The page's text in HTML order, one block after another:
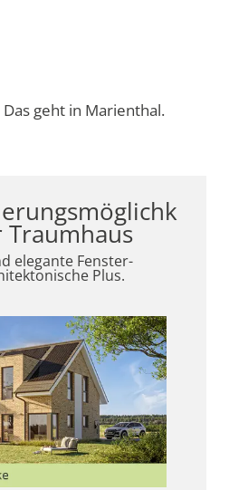
geht in Marienthal.
elegante Fenster-
Plus.